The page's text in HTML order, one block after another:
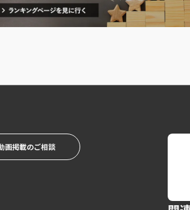
画掲載のご相談